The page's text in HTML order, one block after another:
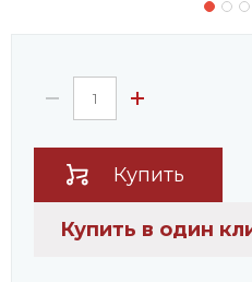
Купить
Купить в один